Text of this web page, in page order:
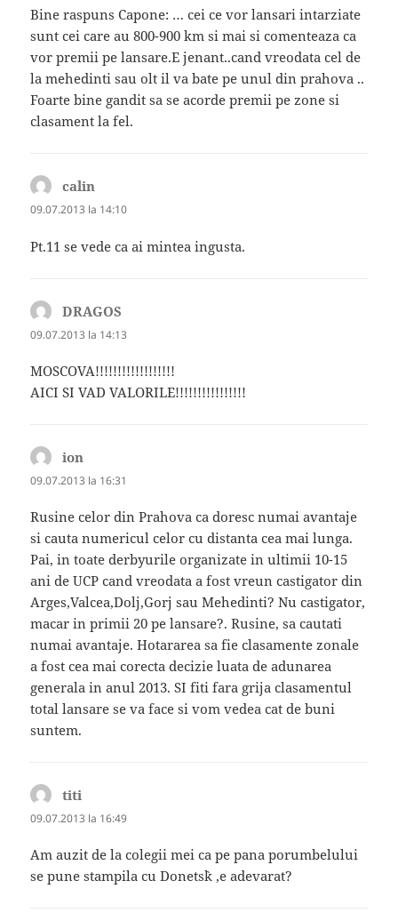
Bine raspuns Capone: … cei ce vor lansari intarziate
sunt cei care au 800-900 km si mai si comenteaza ca
vor premii pe lansare.E jenant..cand vreodata cel de
la mehedinti sau olt il va bate pe unul din prahova ..
Foarte bine gandit sa se acorde premii pe zone si
clasament la fel.
calin
09.07.2013 la 14:10
Pt.11 se vede ca ai mintea ingusta.
DRAGOS
09.07.2013 la 14:13
MOSCOVA!!!!!!!!!!!!!!!!!!
AICI SI VAD VALORILE!!!!!!!!!!!!!!!!
ion
09.07.2013 la 16:31
Rusine celor din Prahova ca doresc numai avantaje
si cauta numericul celor cu distanta cea mai lunga.
Pai, in toate derbyurile organizate in ultimii 10-15
ani de UCP cand vreodata a fost vreun castigator din
Arges,Valcea,Dolj,Gorj sau Mehedinti? Nu castigator,
macar in primii 20 pe lansare?. Rusine, sa cautati
numai avantaje. Hotararea sa fie clasamente zonale
a fost cea mai corecta decizie luata de adunarea
generala in anul 2013. SI fiti fara grija clasamentul
total lansare se va face si vom vedea cat de buni
suntem.
titi
09.07.2013 la 16:49
Am auzit de la colegii mei ca pe pana porumbelului
se pune stampila cu Donets`k ,e adevarat?